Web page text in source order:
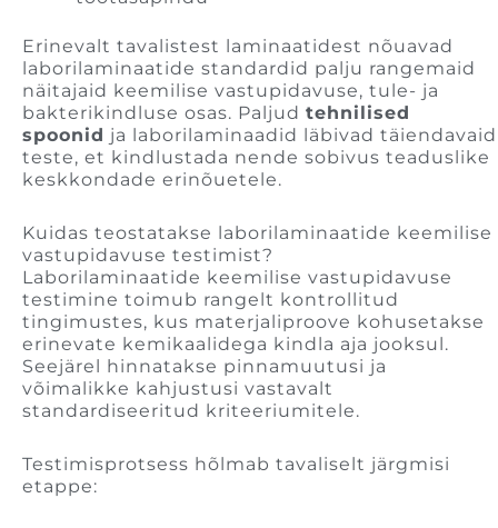
Erinevalt tavalistest laminaatidest nõuavad
laborilaminaatide standardid palju rangemaid
näitajaid keemilise vastupidavuse, tule- ja
bakterikindluse osas. Paljud tehnilised
spoonid ja laborilaminaadid läbivad täiendavaid
teste, et kindlustada nende sobivus teaduslike
keskkondade erinõuetele.
Kuidas teostatakse laborilaminaatide keemilise
vastupidavuse testimist?
Laborilaminaatide keemilise vastupidavuse
testimine toimub rangelt kontrollitud
tingimustes, kus materjaliproove kohusetakse
erinevate kemikaalidega kindla aja jooksul.
Seejärel hinnatakse pinnamuutusi ja
võimalikke kahjustusi vastavalt
standardiseeritud kriteeriumitele.
Testimisprotsess hõlmab tavaliselt järgmisi
etappe: